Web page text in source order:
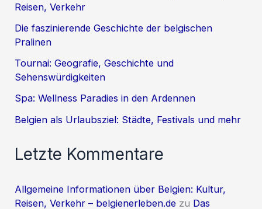
Reisen, Verkehr
Die faszinierende Geschichte der belgischen
Pralinen
Tournai: Geografie, Geschichte und
Sehenswürdigkeiten
Spa: Wellness Paradies in den Ardennen
Belgien als Urlaubsziel: Städte, Festivals und mehr
Letzte Kommentare
Allgemeine Informationen über Belgien: Kultur,
Reisen, Verkehr – belgienerleben.de zu Das